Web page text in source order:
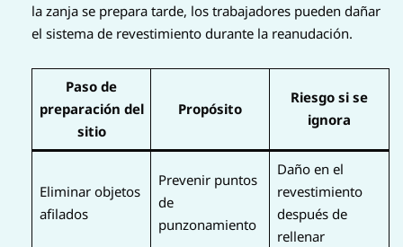
la zanja se prepara tarde, los trabajadores pueden dañar
el sistema de revestimiento durante la reanudación.
Paso de
preparación del
sitio
Propósito
Riesgo si se
ignora
Eliminar objetos
afilados
Prevenir puntos
de
punzonamiento
Daño en el
revestimiento
después de
rellenar